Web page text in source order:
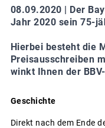
08.09.2020 | Der
Jahr 2020 sein 75-
Hierbei besteht die
Preisausschreiben
winkt Ihnen der
Geschichte
Direkt nach dem Ende